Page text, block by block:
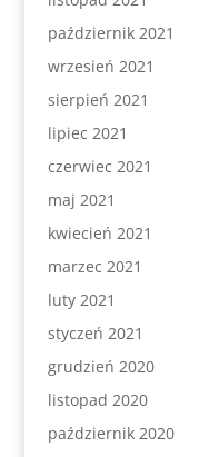
październik 2021
wrzesień 2021
sierpień 2021
lipiec 2021
czerwiec 2021
maj 2021
kwiecień 2021
marzec 2021
luty 2021
styczeń 2021
grudzień 2020
listopad 2020
październik 2020